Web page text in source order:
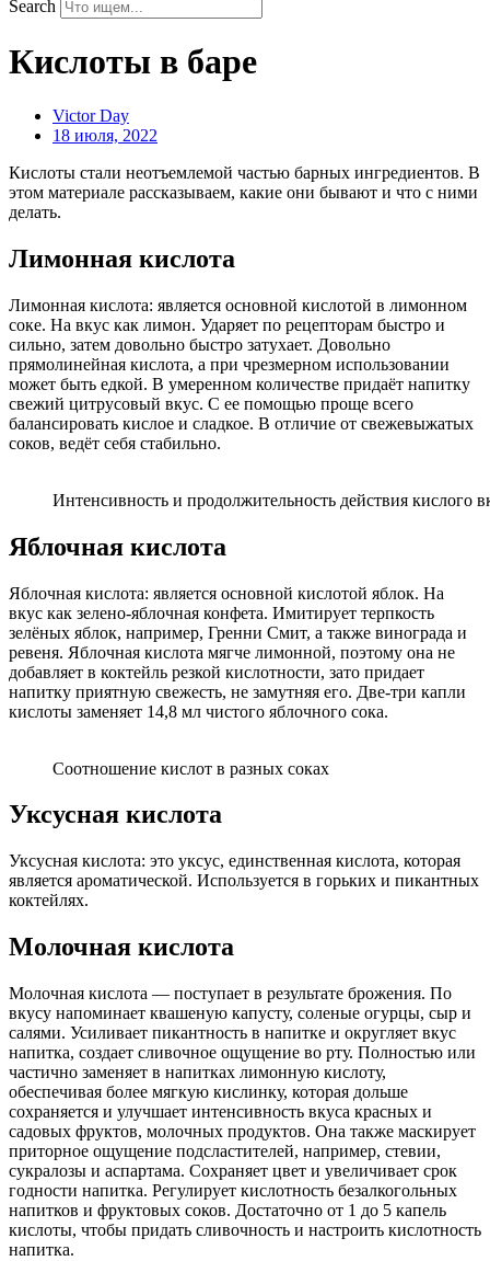
Search
Кислоты в баре
Victor Day
18 июля, 2022
Кислоты стали неотъемлемой частью барных ингредиентов. В
этом материале рассказываем, какие они бывают и что с ними
делать.
Лимонная кислота
Лимонная кислота: является основной кислотой в лимонном
соке. На вкус как лимон. Ударяет по рецепторам быстро и
сильно, затем довольно быстро затухает. Довольно
прямолинейная кислота, а при чрезмерном использовании
может быть едкой. В умеренном количестве придаёт напитку
свежий цитрусовый вкус. С ее помощью проще всего
балансировать кислое и сладкое. В отличие от свежевыжатых
соков, ведёт себя стабильно.
Интенсивность и продолжительность действия кислого
Яблочная кислота
Яблочная кислота: является основной кислотой яблок. На
вкус как зелено-яблочная конфета. Имитирует терпкость
зелёных яблок, например, Гренни Смит, а также винограда и
ревеня. Яблочная кислота мягче лимонной, поэтому она не
добавляет в коктейль резкой кислотности, зато придает
напитку приятную свежесть, не замутняя его. Две-три капли
кислоты заменяет 14,8 мл чистого яблочного сока.
Соотношение кислот в разных соках
Уксусная кислота
Уксусная кислота: это уксус, единственная кислота, которая
является ароматической. Используется в горьких и пикантных
коктейлях.
Молочная кислота
Молочная кислота — поступает в результате брожения. По
вкусу напоминает квашеную капусту, соленые огурцы, сыр и
салями. Усиливает пикантность в напитке и округляет вкус
напитка, создает сливочное ощущение во рту. Полностью или
частично заменяет в напитках лимонную кислоту,
обеспечивая более мягкую кислинку, которая дольше
сохраняется и улучшает интенсивность вкуса красных и
садовых фруктов, молочных продуктов. Она также маскирует
приторное ощущение подсластителей, например, стевии,
сукралозы и аспартама. Сохраняет цвет и увеличивает срок
годности напитка. Регулирует кислотность безалкогольных
напитков и фруктовых соков. Достаточно от 1 до 5 капель
кислоты, чтобы придать сливочность и настроить кислотность
напитка.